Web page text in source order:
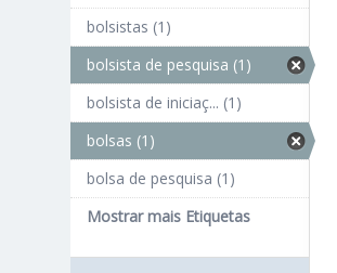
bolsistas (1)
bolsista de pesquisa (1)
bolsista de iniciaç... (1)
bolsas (1)
bolsa de pesquisa (1)
Mostrar mais Etiquetas